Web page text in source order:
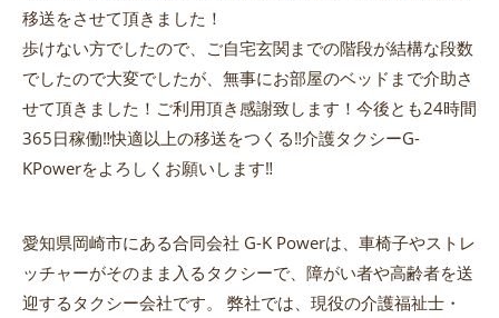
移送をさせて頂きました！
歩けない方でしたので、ご自宅玄関までの階段が結構な段数
でしたので大変でしたが、無事にお部屋のベッドまで介助さ
せて頂きました！ご利用頂き感謝致します！今後とも24時間
365日稼働‼️快適以上の移送をつくる‼️介護タクシーG-
KPowerをよろしくお願いします‼️
愛知県岡崎市にある合同会社 G-K Powerは、車椅子やストレ
ッチャーがそのまま入るタクシーで、障がい者や高齢者を送
迎するタクシー会社です。 弊社では、現役の介護福祉士・